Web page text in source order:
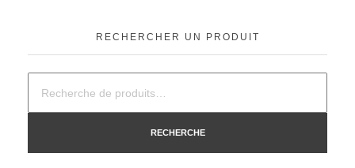
RECHERCHER UN PRODUIT
RECHERCHE